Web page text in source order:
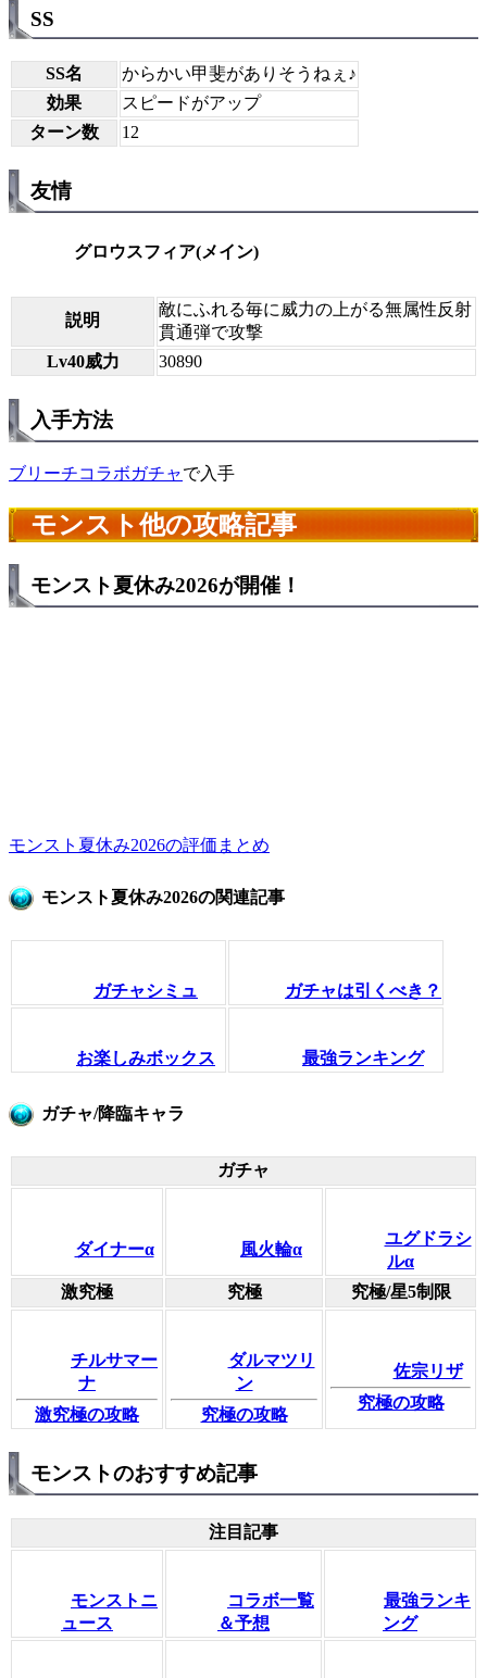
SS
SS名
からかい甲斐がありそうねぇ♪
効果
スピードがアップ
ターン数
12
友情
グロウスフィア(メイン)
説明
敵にふれる毎に威力の上がる無属性反射
貫通弾で攻撃
Lv40威力
30890
入手方法
ブリーチコラボガチャで入手
モンスト他の攻略記事
モンスト夏休み2026が開催！
モンスト夏休み2026の評価まとめ
モンスト夏休み2026の関連記事
ガチャシミュ ガチャは引くべき？
お楽しみボックス 最強ランキング
ガチャ/降臨キャラ
ガチャ
ダイナーα 風火輪α
ユグドラシ
ルα
激究極
究極 究極/星5制限
チルサマー
ナ
激究極の攻略
ダルマツリ
ン
究極の攻略
佐宗リザ
究極の攻略
モンストのおすすめ記事
注目記事
モンストニ
ュース
コラボ一覧
＆予想
最強ランキ
ング